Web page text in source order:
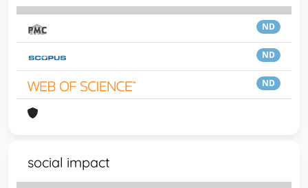
ND
ND
ND
social impact